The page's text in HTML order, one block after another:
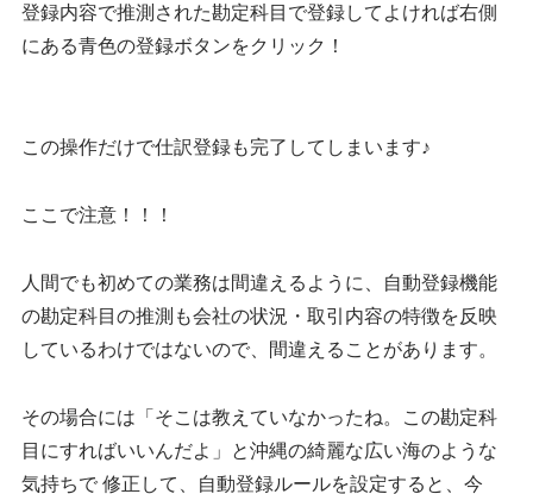
登録内容で推測された勘定科目で登録してよければ右側
にある青色の登録ボタンをクリック！
この操作だけで仕訳登録も完了してしまいます♪
ここで注意！！！
人間でも初めての業務は間違えるように、自動登録機能
の勘定科目の推測も会社の状況・取引内容の特徴を反映
しているわけではないので、間違えることがあります。
その場合には「そこは教えていなかったね。この勘定科
目にすればいいんだよ」と沖縄の綺麗な広い海のような
気持ちで 修正して、自動登録ルールを設定すると、今